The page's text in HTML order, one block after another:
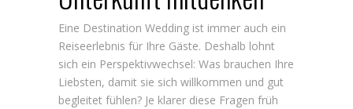
Eine Destination Wedding ist immer auch ein
Reiseerlebnis für Ihre Gäste. Deshalb lohnt
sich ein Perspektivwechsel: Was brauchen Ihre
Liebsten, damit sie sich willkommen und gut
begleitet fühlen? Je klarer diese Fragen früh